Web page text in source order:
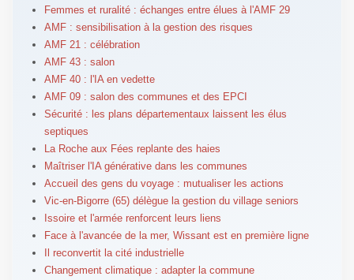
Femmes et ruralité : échanges entre élues à l'AMF 29
AMF : sensibilisation à la gestion des risques
AMF 21 : célébration
AMF 43 : salon
AMF 40 : l'IA en vedette
AMF 09 : salon des communes et des EPCI
Sécurité : les plans départementaux laissent les élus
septiques
La Roche aux Fées replante des haies
Maîtriser l'IA générative dans les communes
Accueil des gens du voyage : mutualiser les actions
Vic-en-Bigorre (65) délègue la gestion du village seniors
Issoire et l'armée renforcent leurs liens
Face à l'avancée de la mer, Wissant est en première ligne
Il reconvertit la cité industrielle
Changement climatique : adapter la commune